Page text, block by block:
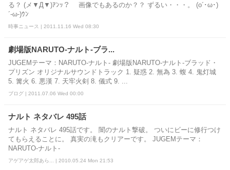
る？ (メ▼Д▼)ｱﾝｯ？ 画像でもあるのか？？ ずるい・・・。 (o´･ω･)
´-ω-)ｳﾝ
時事ニュース | 2011.11.16 Wed 08:30
劇場版NARUTO-ナルト-ブラ...
JUGEMテーマ：NARUTO-ナルト- 劇場版NARUTO-ナルト-ブラッド・
プリズン オリジナルサウンドトラック 1. 疑惑 2. 無為 3. 蝮 4. 鬼灯城
5. 篝火 6. 悪漢 7. 天牢火剣 8. 儀式 9. ...
ブログ | 2011.07.06 Wed 00:00
ナルト ネタバレ 495話
ナルト ネタバレ 495話です。 闇のナルト撃破。 ついにビーに修行つけ
てもらえることに。 真実の滝もクリアーです。 JUGEMテーマ：
NARUTO-ナルト-
アゲアゲ太郎あら... | 2010.05.24 Mon 21:53